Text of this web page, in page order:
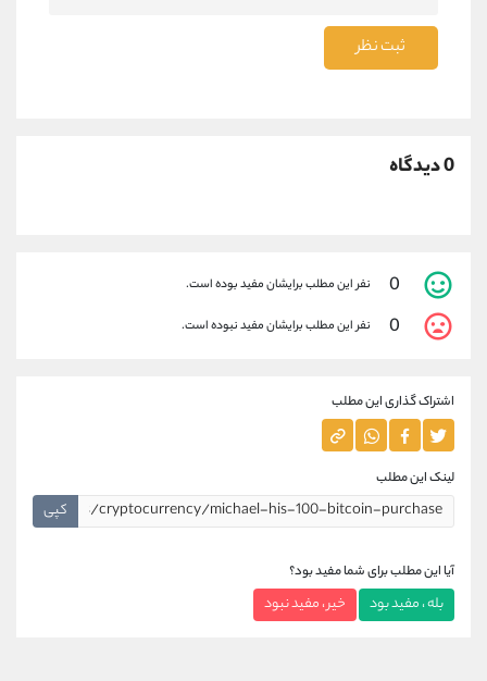
ثبت نظر
0 دیدگاه
0 نفر این مطلب برایشان مفید بوده است.
0 نفر این مطلب برایشان مفید نبوده است.
اشتراک گذاری این مطلب
لینک این مطلب
کپی
آیا این مطلب برای شما مفید بود؟
بله ، مفید بود خیر ، مفید نبود